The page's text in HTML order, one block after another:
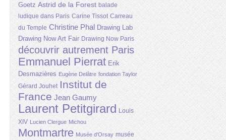
Goetz Astrid de la Forest balade
ludique dans Paris Carine Tissot Carreau
du Temple Christine Phal Drawing Lab
Drawing Now Art Fair Drawing Now Paris
découvrir autrement Paris
Emmanuel Pierrat Erik
Desmazières Eugène Delâtre fondation Taylor
Gérard Jouhet Institut de
France Jean Gaumy
Laurent Petitgirard Louis
XIV Lucien Clergue Michou
Montmartre Musée d'Orsay musée